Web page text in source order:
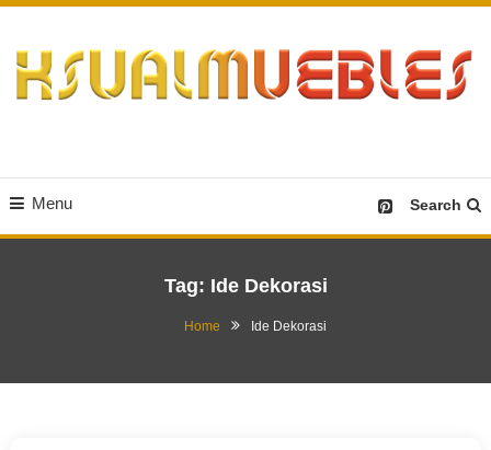
Content
Menu Search
Tag: Ide Dekorasi
Home Ide Dekorasi